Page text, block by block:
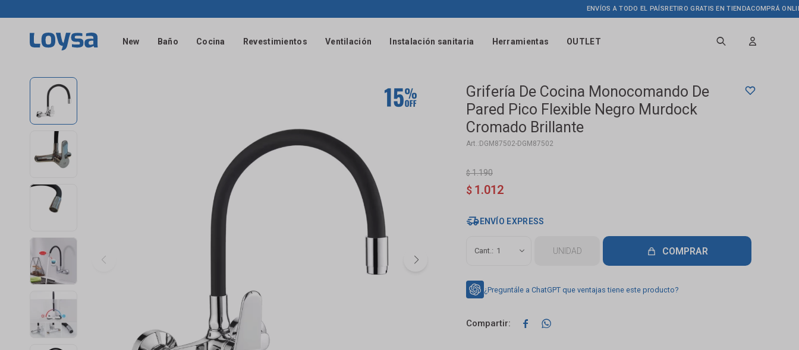
New Baño Cocina Revestimientos Ventilación Instalación sanitaria Herramientas OUTLET
ENVÍOS A TODO EL PAÍS RETIRO GRATIS EN TIENDA COMPRÁ ONLINE
Grifería De Cocina Monocomando De
Pared Pico Flexible Negro Murdock
Cromado Brillante
DGM87502-DGM87502
$ 1.012
$ 1.190
ENVÍO EXPRESS
1 UNIDAD COMPRAR
¿Preguntále a ChatGPT que ventajas tiene este producto?
 